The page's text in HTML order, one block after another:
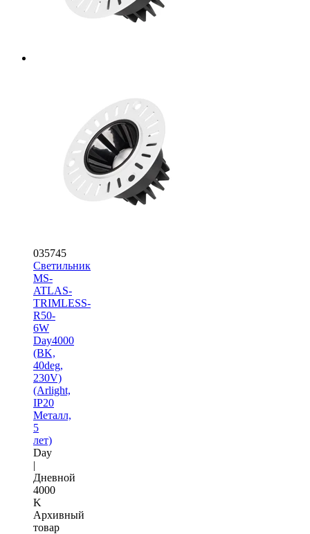
035745
Светильник
MS-
ATLAS-
TRIMLESS-
R50-
6W
Day4000
(BK,
40deg,
230V)
(Arlight,
IP20
Металл,
5
лет)
Day
|
Дневной
4000
K
Архивный
товар